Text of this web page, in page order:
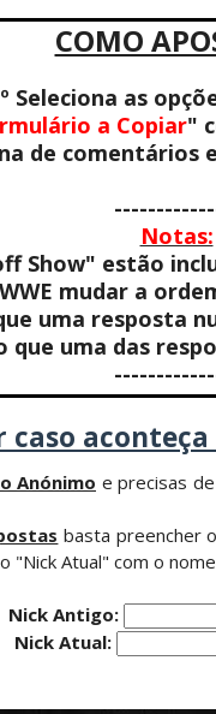
COMO
Seleciona as
a Copiar"
de
Notas:
Show" estão
mudar a
uma resposta
que uma das
caso
Anónimo e precisas
basta preencher
"Nick Atual" com o
Nick Antigo:
Nick Atual: